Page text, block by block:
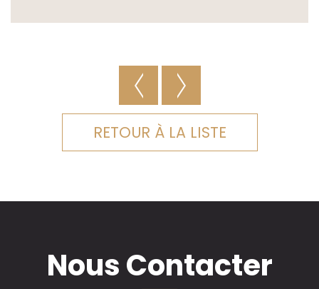
RETOUR À LA LISTE
Nous Contacter